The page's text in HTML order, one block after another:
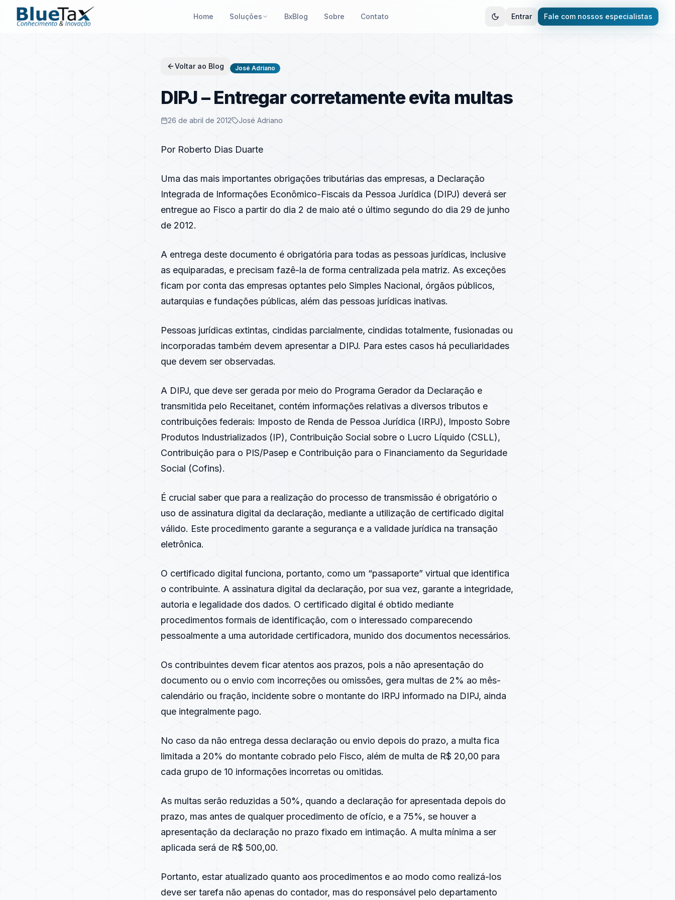
Home Soluções BxBlog Sobre Contato Entrar Fale com nossos especialistas
Voltar ao Blog José Adriano
DIPJ – Entregar corretamente evita multas
26 de abril de 2012 José Adriano
Por Roberto Dias Duarte
Uma das mais importantes obrigações tributárias das empresas, a Declaração
Integrada de Informações Econômico-Fiscais da Pessoa Jurídica (DIPJ) deverá ser
entregue ao Fisco a partir do dia 2 de maio até o último segundo do dia 29 de junho
de 2012.
A entrega deste documento é obrigatória para todas as pessoas jurídicas, inclusive
as equiparadas, e precisam fazê-la de forma centralizada pela matriz. As exceções
ficam por conta das empresas optantes pelo Simples Nacional, órgãos públicos,
autarquias e fundações públicas, além das pessoas jurídicas inativas.
Pessoas jurídicas extintas, cindidas parcialmente, cindidas totalmente, fusionadas ou
incorporadas também devem apresentar a DIPJ. Para estes casos há peculiaridades
que devem ser observadas.
A DIPJ, que deve ser gerada por meio do Programa Gerador da Declaração e
transmitida pelo Receitanet, contém informações relativas a diversos tributos e
contribuições federais: Imposto de Renda de Pessoa Jurídica (IRPJ), Imposto Sobre
Produtos Industrializados (IP), Contribuição Social sobre o Lucro Líquido (CSLL),
Contribuição para o PIS/Pasep e Contribuição para o Financiamento da Seguridade
Social (Cofins).
É crucial saber que para a realização do processo de transmissão é obrigatório o
uso de assinatura digital da declaração, mediante a utilização de certificado digital
válido. Este procedimento garante a segurança e a validade jurídica na transação
eletrônica.
O certificado digital funciona, portanto, como um “passaporte” virtual que identifica
o contribuinte. A assinatura digital da declaração, por sua vez, garante a integridade,
autoria e legalidade dos dados. O certificado digital é obtido mediante
procedimentos formais de identificação, com o interessado comparecendo
pessoalmente a uma autoridade certificadora, munido dos documentos necessários.
Os contribuintes devem ficar atentos aos prazos, pois a não apresentação do
documento ou o envio com incorreções ou omissões, gera multas de 2% ao mês-
calendário ou fração, incidente sobre o montante do IRPJ informado na DIPJ, ainda
que integralmente pago.
No caso da não entrega dessa declaração ou envio depois do prazo, a multa fica
limitada a 20% do montante cobrado pelo Fisco, além de multa de R$ 20,00 para
cada grupo de 10 informações incorretas ou omitidas.
As multas serão reduzidas a 50%, quando a declaração for apresentada depois do
prazo, mas antes de qualquer procedimento de ofício, e a 75%, se houver a
apresentação da declaração no prazo fixado em intimação. A multa mínima a ser
aplicada será de R$ 500,00.
Portanto, estar atualizado quanto aos procedimentos e ao modo como realizá-los
deve ser tarefa não apenas do contador, mas do responsável pelo departamento